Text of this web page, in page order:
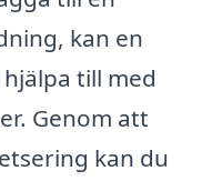
kan en
till med
Genom att
kan du